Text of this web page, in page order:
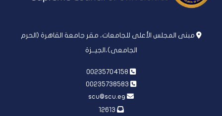
مبنى المجلس الأعلى للجامعات، مقر جامعة القاهرة (الحرم
الجامعى)،الجيــزة